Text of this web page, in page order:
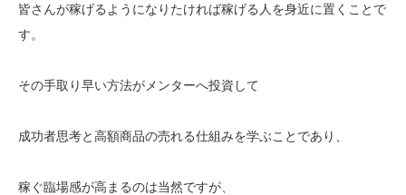
皆さんが稼げるようになりたければ稼げる人を身近に置くことで
す。
その手取り早い方法がメンターへ投資して
成功者思考と高額商品の売れる仕組みを学ぶことであり、
稼ぐ臨場感が高まるのは当然ですが、